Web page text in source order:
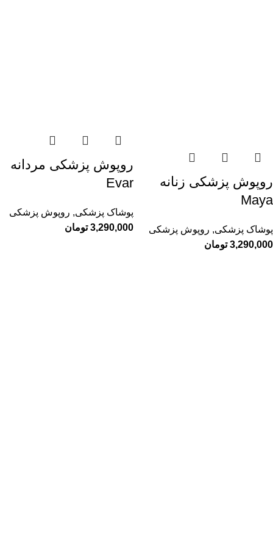
روپوش پزشکی زنانه
Maya
پوشاک پزشکی, روپوش پزشکی
3,290,000 تومان
روپوش پزشکی مردانه
Evar
پوشاک پزشکی, روپوش پزشکی
3,290,000 تومان